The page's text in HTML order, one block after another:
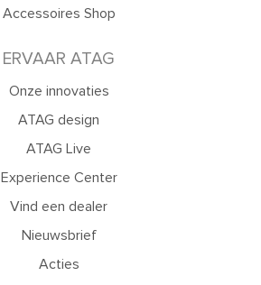
Accessoires Shop
ERVAAR ATAG
Onze innovaties
ATAG design
ATAG Live
Experience Center
Vind een dealer
Nieuwsbrief
Acties